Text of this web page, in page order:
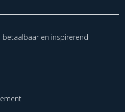
betaalbaar en inspirerend